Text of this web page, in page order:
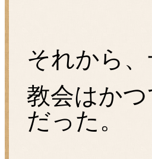
それから、
教会はか
だった。